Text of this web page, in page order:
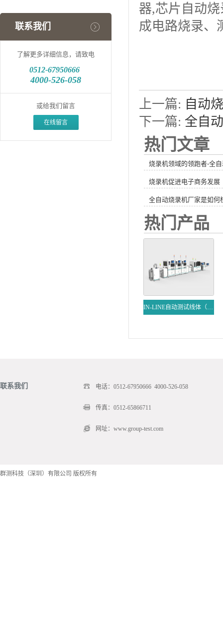
联系我们
了解更多详细信息，请致电
0512-67950666
4000-526-058
或给我们留言
在线留言
器,芯片自动
成电路烧录、
上一篇: 自动
下一篇: 全自
热门文章
烧录机领域的领跑者-全
烧录机促进电子商务发展
全自动烧录机厂家是如何
热门产品
IN-LINE自动测试线体（双通道）
联系我们 电话：0512-67950666 4000-526-058
传真：0512-65866711
网址：www.group-test.com
群测科技（深圳）有限公司 版权所有